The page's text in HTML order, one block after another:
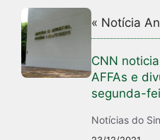
« Notícia
CNN
AFFAs e
segunda-
Notícias do